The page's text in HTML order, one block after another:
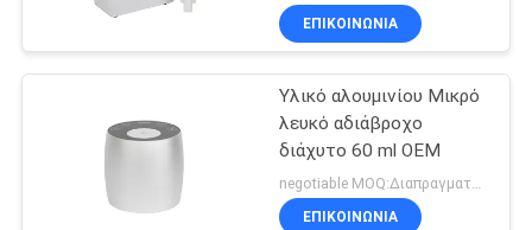
1200m3 Καλύπτωση
μυρωδιών
ΕΠΙΚΟΙΝΩΝΊΑ
Υλικό αλουμινίου Μικρό
λευκό αδιάβροχο
διάχυτο 60 ml OEM
ΕΠΙΚΟΙΝΩΝΊΑ